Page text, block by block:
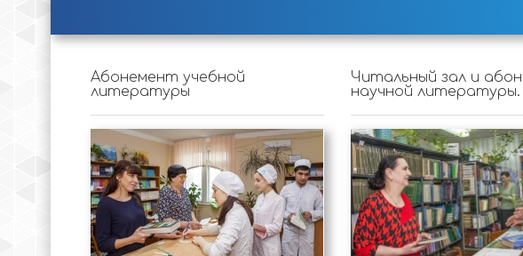
Абонемент учебной
литературы
Читальный зал и
научной литературы.